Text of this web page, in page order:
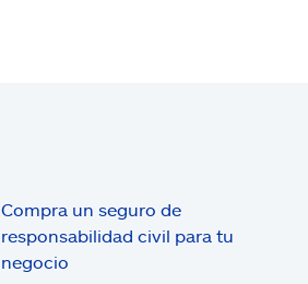
Compra un seguro de
responsabilidad civil para tu
negocio